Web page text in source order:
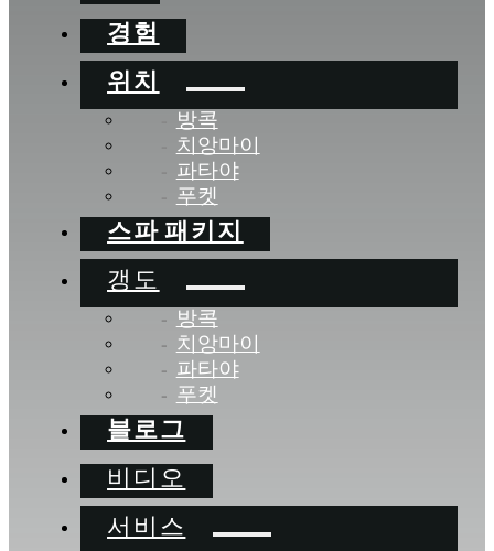
경험
위치
방콕
치앙마이
파타야
푸켓
스파 패키지
갱도
방콕
치앙마이
파타야
푸켓
블로그
비디오
서비스